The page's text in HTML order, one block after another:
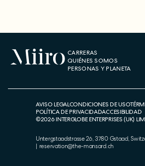
CARRERAS
QUIÉNES SOMOS
PERSONAS Y PLANETA
AVISO LEGALCONDICIONES DE USO
POLÍTICA DE PRIVACIDADACCESIBILIDAD
©2026INTERGLOBE ENTERPRISES (UK)
Untergstaadstrasse 26, 3780 Gstaad,
| reservation@the-mansard.ch